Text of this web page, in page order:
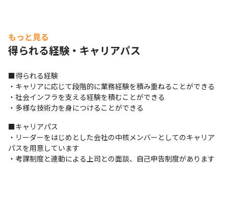
もっと見る
得られる経験・キャリアパス
■得られる経験
・キャリアに応じて段階的に業務経験を積み重ねることができる
・社会インフラを支える経験を積むことができる
・多様な技術力を身につけることができる
■キャリアパス
・リーダーをはじめとした会社の中核メンバーとしてのキャリア
パスを用意しています
・考課制度と連動による上司との面談、自己申告制度があります